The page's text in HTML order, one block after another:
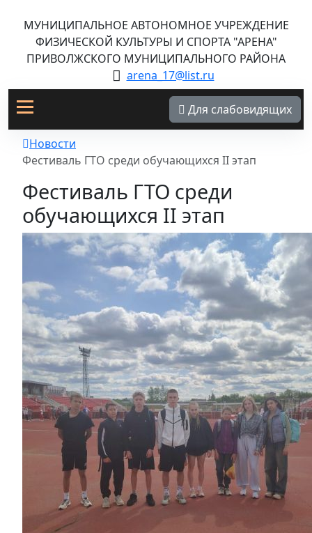
МУНИЦИПАЛЬНОЕ АВТОНОМНОЕ УЧРЕЖДЕНИЕ
ФИЗИЧЕСКОЙ КУЛЬТУРЫ И СПОРТА "АРЕНА"
ПРИВОЛЖСКОГО МУНИЦИПАЛЬНОГО РАЙОНА
arena_17@list.ru
Для слабовидящих
Новости
Фестиваль ГТО среди обучающихся II этап
Фестиваль ГТО среди
обучающихся II этап